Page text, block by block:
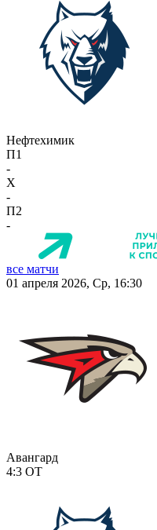
Нефтехимик
П1
-
X
-
П2
-
все матчи
01 апреля 2026, Ср, 16:30
Авангард
4:3 ОТ